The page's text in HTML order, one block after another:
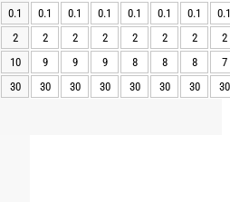
0.1
0.1 0.1 0.1 0.1 0.1 0.1
0.1
2
2 2 2 2 2 2
2
10
9 9 9 8 8 8
7
30
30 30 30 30 30 30 30